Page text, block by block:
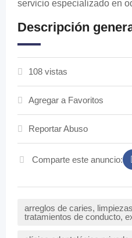
servicio especializado en
Descripción
108 vistas
Agregar a Favoritos
Reportar Abuso
Comparte este anuncio:
arreglos de caries,
tratamientos de conducto,